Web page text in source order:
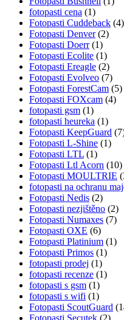
fotopasti cena (1)
Fotopasti Cuddeback (4)
Fotopasti Denver(2)
Fotopasti Doerr(1)
Fotopasti Ecolite (1)
Fotopasti Ereagle (2)
Fotopasti Evolveo (7)
Fotopasti ForestCam (5)
Fotopasti FOXcam (4)
fotopasti gsm (1)
fotopasti heureka (1)
Fotopasti KeepGuard
Fotopasti L-Shine (1)
Fotopasti LTL (1)
Fotopasti Ltl Acorn (10)
Fotopasti MOULTRIE
fotopasti na ochranu
Fotopasti Nedis (2)
Fotopasti nezjištěno (2)
Fotopasti Numaxes (7)
Fotopasti OXE (6)
Fotopasti Platinium (1)
Fotopasti Primos (1)
fotopasti prodej (1)
fotopasti recenze (1)
fotopasti s gsm (1)
fotopasti s wifi (1)
Fotopasti ScoutGuard
Fotopasti Secutek (2)